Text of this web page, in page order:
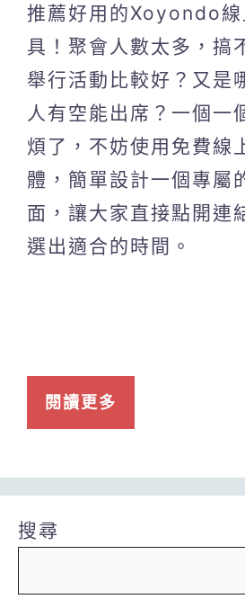
推薦好用的Xoyondo線
具！聚會人數太多，搞
舉行活動比較好？又是
人有空能出席？一個一
煩了，不妨使用免費線
體，簡單設計一個專屬
面，讓大家直接點開連
選出適合的時間。
閱讀更多
搜尋